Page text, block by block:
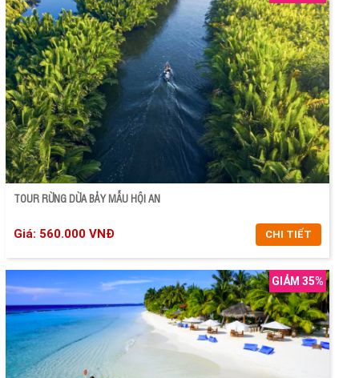
CHI TIẾT
ĐẶT TOUR
CHI TIẾT
ĐẶT TOUR
TOUR RỪNG DỪA BẢY MẪU HỘI AN
Giá: 560.000 VNĐ CHI TIẾT
GIẢM 35%